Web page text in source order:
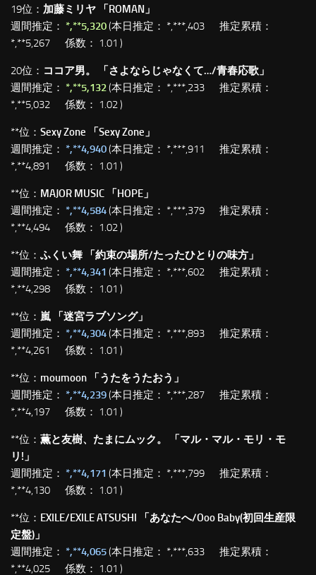
19位： 加藤ミリヤ 「ROMAN」
週間推定： *,**5,320(本日推定： *,***,403 推定累積：
*,**5,267 係数： 1.01 )
20位： ココア男。 「さよならじゃなくて…/青春応歌」
週間推定： *,**5,132(本日推定： *,***,233 推定累積：
*,**5,032 係数： 1.02 )
**位： Sexy Zone 「Sexy Zone」
週間推定： *,**4,940(本日推定： *,***,911 推定累積：
*,**4,891 係数： 1.01 )
**位： MAJOR MUSIC 「HOPE」
週間推定： *,**4,584(本日推定： *,***,379 推定累積：
*,**4,494 係数： 1.02 )
**位： ふくい舞 「約束の場所/たったひとりの味方」
週間推定： *,**4,341 (本日推定： *,***,602 推定累積：
*,**4,298 係数： 1.01 )
**位： 嵐 「迷宮ラブソング」
週間推定： *,**4,304(本日推定： *,***,893 推定累積：
*,**4,261 係数： 1.01 )
**位： moumoon 「うたをうたおう」
週間推定： *,**4,239(本日推定： *,***,287 推定累積：
*,**4,197 係数： 1.01 )
**位： 薫と友樹、たまにムック。 「マル・マル・モリ・モ
リ!」
週間推定： *,**4,171 (本日推定： *,***,799 推定累積：
*,**4,130 係数： 1.01 )
**位： EXILE/EXILE ATSUSHI 「あなたへ/Ooo Baby(初回生産限
定盤)」
週間推定： *,**4,065(本日推定： *,***,633 推定累積：
*,**4,025 係数： 1.01 )